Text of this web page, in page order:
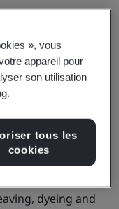
&
Co.,
dyeing and
», vous
appareil pour
son utilisation
tous les
cookies